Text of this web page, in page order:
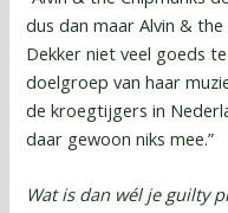
dus dan maar Alvin &
Dekker niet veel goeds
doelgroep van haar
de kroegtijgers in
daar gewoon niks mee.”
Wat is dan wél je guilty